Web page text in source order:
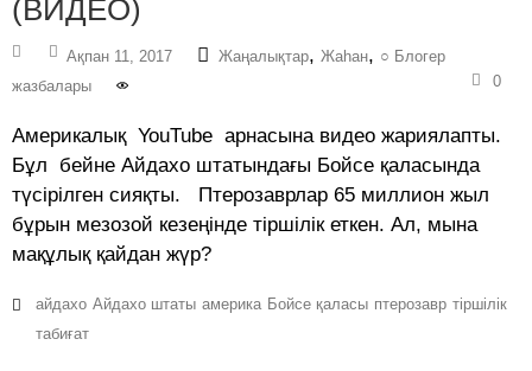
(ВИДЕО)
Ақпан 11, 2017 Жаңалықтар, Жаһан, ○ Блогер
жазбалары
0
Америкалық YouTube арнасына видео жариялапты.
Бұл бейне Айдахо штатындағы Бойсе қаласында
түсірілген сияқты. Птерозаврлар 65 миллион жыл
бұрын мезозой кезеңінде тіршілік еткен. Ал, мына
мақұлық қайдан жүр?
айдахо Айдахо штаты америка Бойсе қаласы птерозавр тіршілік
табиғат